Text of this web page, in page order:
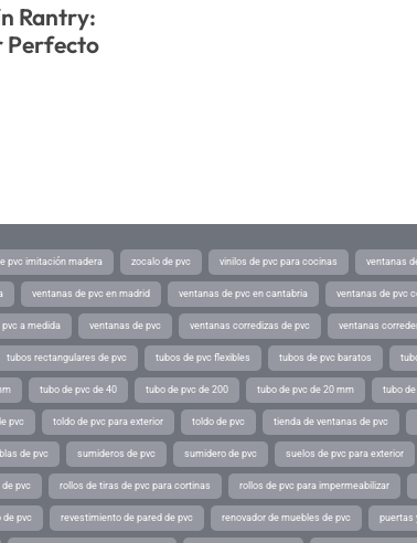
Rantry:
Perfecto
pvc imitación madera zocalo de pvc vinilos de pvc para cocinas ventanas
ventanas de pvc en madrid ventanas de pvc en cantabria ventanas de pvc
a medida ventanas de pvc ventanas corredizas de pvc ventanas
tubos rectangulares de pvc tubos de pvc flexibles tubos de pvc baratos
tubo de pvc de 40 tubo de pvc de 200 tubo de pvc de 20 mm tubo
pvc toldo de pvc para exterior toldo de pvc tienda de ventanas de pvc
de pvc sumideros de pvc sumidero de pvc suelos de pvc para exterior
pvc rollos de tiras de pvc para cortinas rollos de pvc para impermeabilizar
de pvc revestimiento de pared de pvc renovador de muebles de pvc puertas